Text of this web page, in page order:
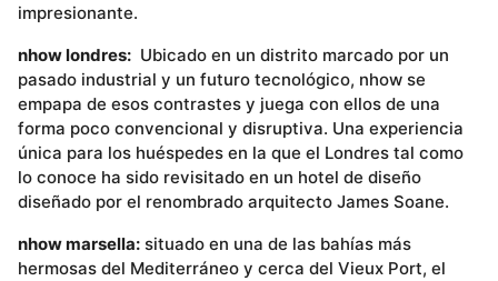
impresionante.
nhow londres: Ubicado en un distrito marcado por un
pasado industrial y un futuro tecnológico, nhow se
empapa de esos contrastes y juega con ellos de una
forma poco convencional y disruptiva. Una experiencia
única para los huéspedes en la que el Londres tal como
lo conoce ha sido revisitado en un hotel de diseño
diseñado por el renombrado arquitecto James Soane.
nhow marsella: situado en una de las bahías más
hermosas del Mediterráneo y cerca del Vieux Port, el